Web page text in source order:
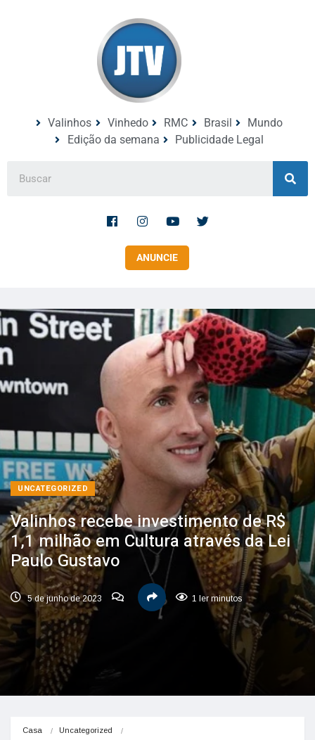
Valinhos Vinhedo RMC Brasil
Mundo
Edição da semana
Publicidade Legal
ANUNCIE
UNCATEGORIZED
Valinhos recebe investimento de R$
1,1 milhão em Cultura através da Lei
Paulo Gustavo
5 de junho de 2023 1 ler minutos
Casa Uncategorized